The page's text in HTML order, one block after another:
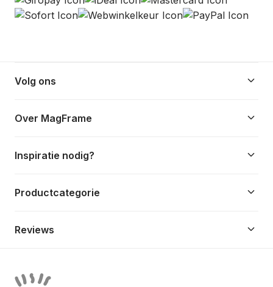
Volg ons keyboard_arrow_down
Over MagFrame keyboard_arrow_down
Inspiratie nodig? keyboard_arrow_down
Productcategorie keyboard_arrow_down
Reviews keyboard_arrow_down